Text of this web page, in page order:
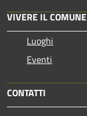
VIVERE IL COMUNE
Luoghi
Eventi
CONTATTI